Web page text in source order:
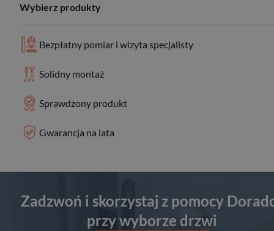
Wybierz produkty
Bezpłatny pomiar i wizyta specjalisty
Solidny montaż
Sprawdzony produkt
Gwarancja na lata
Zadzwoń i skorzystaj z pomocy
przy wyborze drzwi